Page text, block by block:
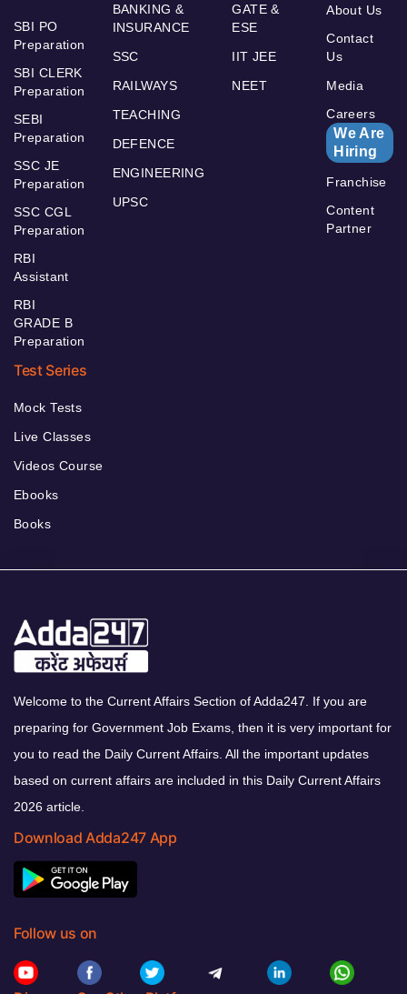
SBI PO
Preparation
SBI CLERK
Preparation
SEBI
Preparation
SSC JE
Preparation
SSC CGL
Preparation
RBI
Assistant
RBI
GRADE B
Preparation
BANKING &
INSURANCE
SSC
RAILWAYS
TEACHING
DEFENCE
ENGINEERING
UPSC
GATE &
ESE
IIT JEE
NEET
About Us
Contact
Us
Media
Careers
We Are
Hiring
Franchise
Content
Partner
Test Series
Mock Tests
Live Classes
Videos Course
Ebooks
Books
Welcome to the Current Affairs Section of Adda247. If you are
preparing for Government Job Exams, then it is very important for
you to read the Daily Current Affairs. All the important updates
based on current affairs are included in this Daily Current Affairs
2026 article.
Download Adda247 App
Follow us on